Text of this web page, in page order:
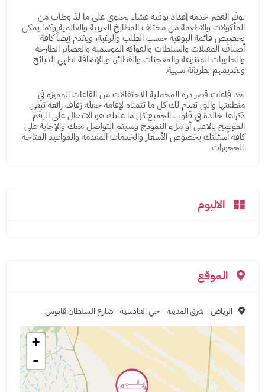
يوفر القصر خدمة إعداد بوفيه عشاء يحتوي على ما لذ وطاب من
المأكولات والأطعمة من مختلف المطابخ العربية والعالمية وكما يمكن
تخصيص قائمة البوفيه حسب الطلب والرغبة، ويقدم أيضاً كافة
أصناف المقبلات والسلطات والفواكه الموسمية والعصائر الطازجة
والحلويات المتنوعة والمعجنات والفطائر، وبالإضافة لطهي الذبائح
وتقديمهم بطريقة شهية.
تعد قاعات قصر درة المخملية للاحتفالات من القاعات المميزة في
منطقتها والتي تقدم لك كل ما تتمناه لإقامة حفلة زفاف رائعة تبقى
ذكراها خالدة في قلوب الجميع كل ما عليك هو الاتصال على الرقم
الموضح بالاعلى أو ملء النموذج وسيتم التواصل معك والإجابة على
كافة أسئلتك بخصوص الأسعار والخدمات المقدمة والمواعيد المتاحة
للحجوزات
الالبوم
الموقع
الرياض - شرق المدينة - حي القادسية - شارع السلطان قابوس
+
-